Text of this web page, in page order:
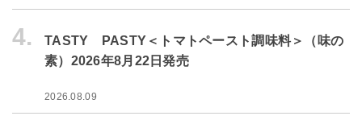
4.
TASTY PASTY＜トマトペースト調味料＞（味の
素）2026年8月22日発売
2026.08.09